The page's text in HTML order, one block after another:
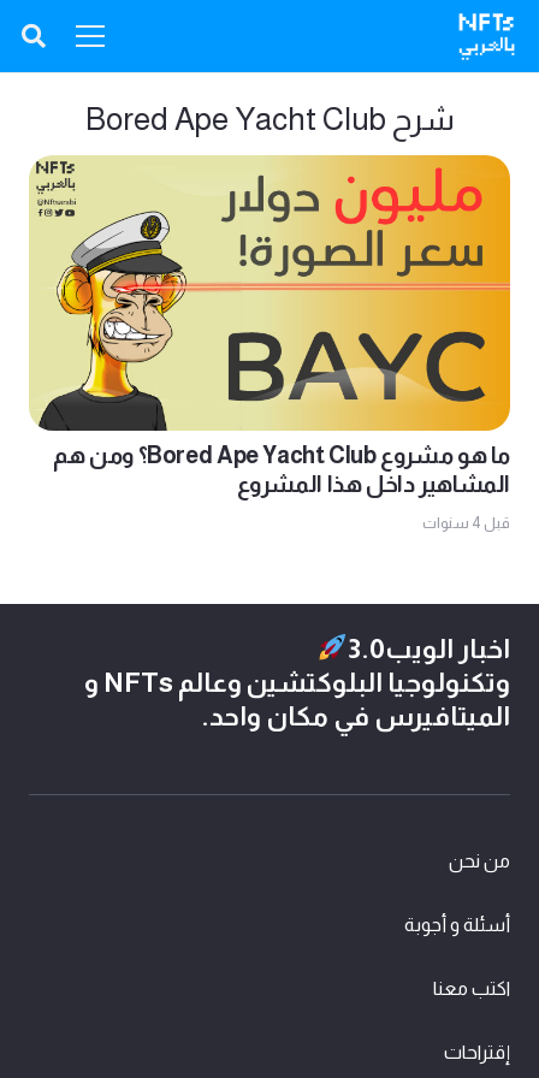
شرح Bored Ape Yacht Club
ما هو مشروع Bored Ape Yacht Club؟ ومن هم
المشاهير داخل هذا المشروع
قبل 4 سنوات
اخبار الويب3.0
وتكنولوجيا البلوكتشين وعالم NFTs و
الميتافيرس في مكان واحد.
من نحن
أسئلة و أجوبة
اكتب معنا
إقتراحات